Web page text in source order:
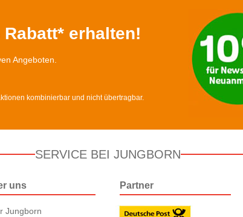
erhalten!
Angeboten.
kombinierbar und nicht übertragbar.
SERVICE BEI JUNGBORN
uns
Jungborn
Partner